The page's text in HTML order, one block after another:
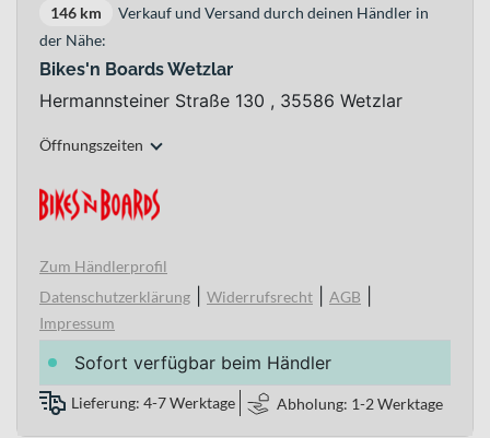
146 km
Verkauf und Versand durch deinen Händler in
der Nähe:
Bikes'n Boards Wetzlar
Hermannsteiner Straße 130 , 35586 Wetzlar
Öffnungszeiten
Zum Händlerprofil
Datenschutzerklärung
Widerrufsrecht AGB
Impressum
Sofort verfügbar beim Händler
Lieferung: 4-7 Werktage Abholung: 1-2 Werktage